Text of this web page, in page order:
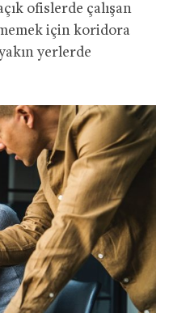
ofislerde çalışan
için koridora
yerlerde